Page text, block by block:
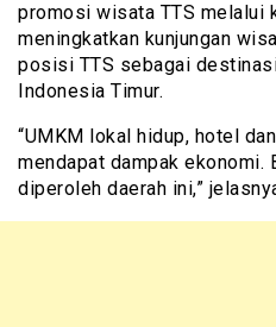
promosi wisata TTS melalui
meningkatkan kunjungan
posisi TTS sebagai
Indonesia Timur.
“UMKM lokal hidup, hotel
mendapat dampak ekonomi.
diperoleh daerah ini,”